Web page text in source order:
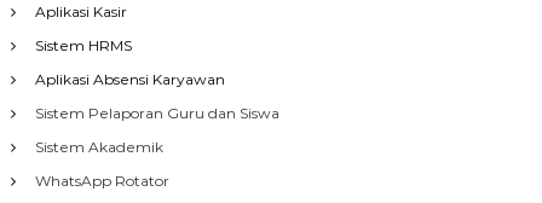
Aplikasi Kasir
Sistem HRMS
Aplikasi Absensi Karyawan
Sistem Pelaporan Guru dan Siswa
Sistem Akademik
WhatsApp Rotator